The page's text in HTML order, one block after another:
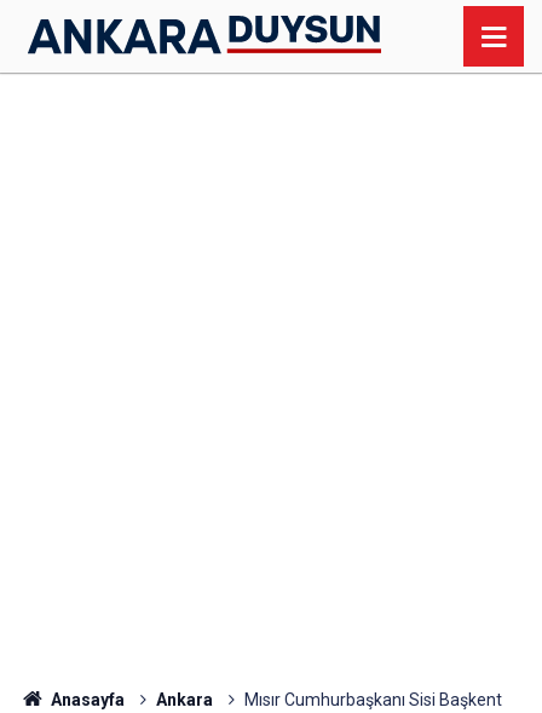
Anasayfa Ankara
Mısır Cumhurbaşkanı Sisi Başkent